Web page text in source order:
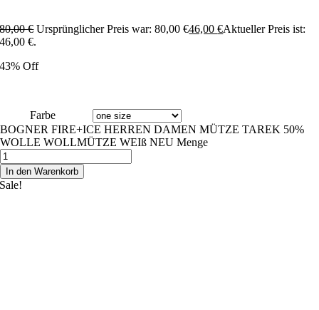
80,00€ Ursprünglicher Preis war: 80,00 €46,00€Aktueller Preis ist:
46,00 €.
43% Off
Farbe
BOGNER FIRE+ICE HERREN DAMEN MÜTZE TAREK 50%
WOLLE WOLLMÜTZE WEIß NEU Menge
In den Warenkorb
Sale!